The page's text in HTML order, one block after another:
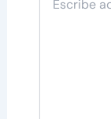
aquí...